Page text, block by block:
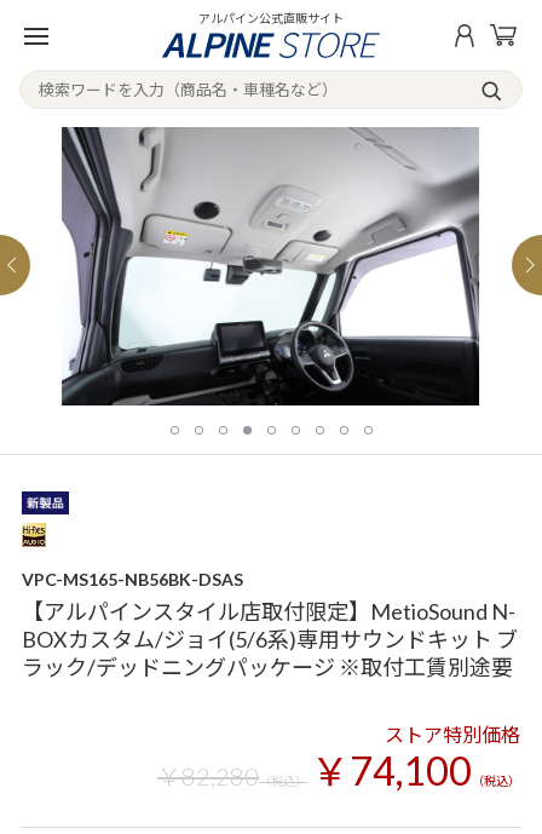
アルパイン公式直販サイト
VPC-MS165-NB56BK-DSAS
【アルパインスタイル店取付限定】MetioSound N-
BOXカスタム/ジョイ(5/6系)専用サウンドキット ブ
ラック/デッドニングパッケージ ※取付工賃別途要
ストア特別価格
￥82,280（税込） ￥74,100 （税込）